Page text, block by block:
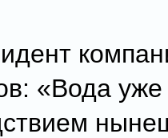
«Вода